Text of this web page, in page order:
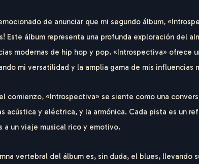
de anunciar que mi segundo álbum,
Este álbum representa una profunda exploración del
modernas de hip hop y pop. «Introspectiva» ofrece
mi versatilidad y la amplia gama de mis influencias
comienzo, «Introspectiva» se siente como una
acústica y eléctrica, y la armónica. Cada pista es un
a un viaje musical rico y emotivo.
vertebral del álbum es, sin duda, el blues, llevando